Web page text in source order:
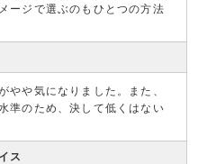
ージで選ぶのもひとつの方法
やや気になりました。また、
準のため、決して低くはない
ス